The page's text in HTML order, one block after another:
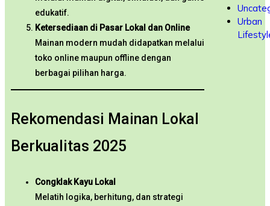
edukatif.
Ketersediaan di Pasar Lokal dan Online
Mainan modern mudah didapatkan melalui
toko online maupun offline dengan
berbagai pilihan harga.
Rekomendasi Mainan Lokal
Berkualitas 2025
Congklak Kayu Lokal
Melatih logika, berhitung, dan strategi
Urban